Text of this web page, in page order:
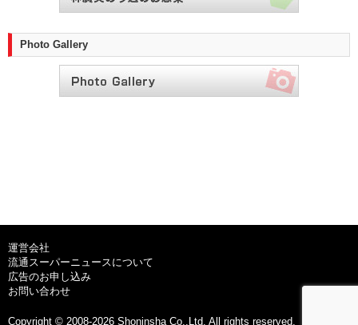
Photo Gallery
運営会社
流通スーパーニュースについて
広告のお申し込み
お問い合わせ
Copyright © 2008-2026 Shoninsha Co.,Ltd. All rights reserved.